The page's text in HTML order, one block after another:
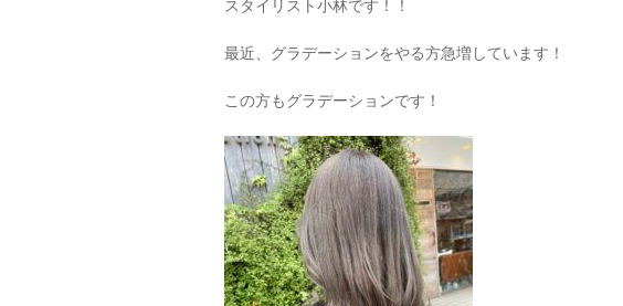
スタイリスト小林です！！
最近、グラデーションをやる方急増しています！
この方もグラデーションです！